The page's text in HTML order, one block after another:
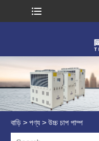
বাড়ি > পণ্য > উচ্চ চাপ পাম্প